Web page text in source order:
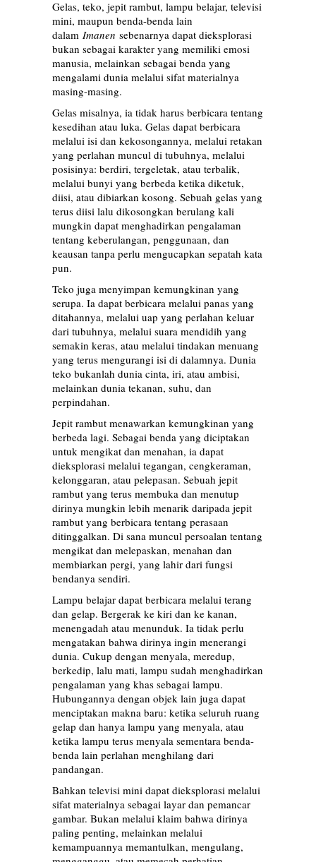
Gelas, teko, jepit rambut, lampu belajar, televisi
mini, maupun benda-benda lain
dalam Imanen sebenarnya dapat dieksplorasi
bukan sebagai karakter yang memiliki emosi
manusia, melainkan sebagai benda yang
mengalami dunia melalui sifat materialnya
masing-masing.
Gelas misalnya, ia tidak harus berbicara tentang
kesedihan atau luka. Gelas dapat berbicara
melalui isi dan kekosongannya, melalui retakan
yang perlahan muncul di tubuhnya, melalui
posisinya: berdiri, tergeletak, atau terbalik,
melalui bunyi yang berbeda ketika diketuk,
diisi, atau dibiarkan kosong. Sebuah gelas yang
terus diisi lalu dikosongkan berulang kali
mungkin dapat menghadirkan pengalaman
tentang keberulangan, penggunaan, dan
keausan tanpa perlu mengucapkan sepatah kata
pun.
Teko juga menyimpan kemungkinan yang
serupa. Ia dapat berbicara melalui panas yang
ditahannya, melalui uap yang perlahan keluar
dari tubuhnya, melalui suara mendidih yang
semakin keras, atau melalui tindakan menuang
yang terus mengurangi isi di dalamnya. Dunia
teko bukanlah dunia cinta, iri, atau ambisi,
melainkan dunia tekanan, suhu, dan
perpindahan.
Jepit rambut menawarkan kemungkinan yang
berbeda lagi. Sebagai benda yang diciptakan
untuk mengikat dan menahan, ia dapat
dieksplorasi melalui tegangan, cengkeraman,
kelonggaran, atau pelepasan. Sebuah jepit
rambut yang terus membuka dan menutup
dirinya mungkin lebih menarik daripada jepit
rambut yang berbicara tentang perasaan
ditinggalkan. Di sana muncul persoalan tentang
mengikat dan melepaskan, menahan dan
membiarkan pergi, yang lahir dari fungsi
bendanya sendiri.
Lampu belajar dapat berbicara melalui terang
dan gelap. Bergerak ke kiri dan ke kanan,
menengadah atau menunduk. Ia tidak perlu
mengatakan bahwa dirinya ingin menerangi
dunia. Cukup dengan menyala, meredup,
berkedip, lalu mati, lampu sudah menghadirkan
pengalaman yang khas sebagai lampu.
Hubungannya dengan objek lain juga dapat
menciptakan makna baru: ketika seluruh ruang
gelap dan hanya lampu yang menyala, atau
ketika lampu terus menyala sementara benda-
benda lain perlahan menghilang dari
pandangan.
Bahkan televisi mini dapat dieksplorasi melalui
sifat materialnya sebagai layar dan pemancar
gambar. Bukan melalui klaim bahwa dirinya
paling penting, melainkan melalui
kemampuannya memantulkan, mengulang,